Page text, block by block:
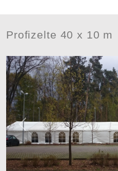
Profizelte 40 x 10 m
Zurück